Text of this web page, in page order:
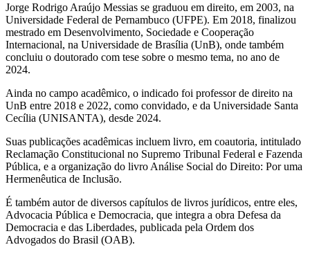
Jorge Rodrigo Araújo Messias se graduou em direito, em 2003, na
Universidade Federal de Pernambuco (UFPE). Em 2018, finalizou
mestrado em Desenvolvimento, Sociedade e Cooperação
Internacional, na Universidade de Brasília (UnB), onde também
concluiu o doutorado com tese sobre o mesmo tema, no ano de
2024.
Ainda no campo acadêmico, o indicado foi professor de direito na
UnB entre 2018 e 2022, como convidado, e da Universidade Santa
Cecília (UNISANTA), desde 2024.
Suas publicações acadêmicas incluem livro, em coautoria, intitulado
Reclamação Constitucional no Supremo Tribunal Federal e Fazenda
Pública, e a organização do livro Análise Social do Direito: Por uma
Hermenêutica de Inclusão.
É também autor de diversos capítulos de livros jurídicos, entre eles,
Advocacia Pública e Democracia, que integra a obra Defesa da
Democracia e das Liberdades, publicada pela Ordem dos
Advogados do Brasil (OAB).